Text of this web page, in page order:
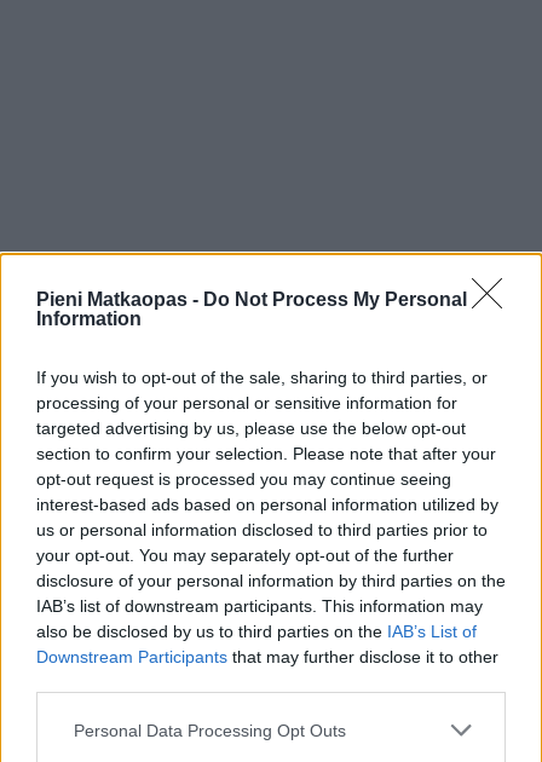
Pieni Matkaopas - Do Not Process My Personal
Information
If you wish to opt-out of the sale, sharing to third parties, or
processing of your personal or sensitive information for
targeted advertising by us, please use the below opt-out
section to confirm your selection. Please note that after your
opt-out request is processed you may continue seeing
interest-based ads based on personal information utilized by
us or personal information disclosed to third parties prior to
your opt-out. You may separately opt-out of the further
disclosure of your personal information by third parties on the
IAB’s list of downstream participants. This information may
also be disclosed by us to third parties on the IAB’s List of
Downstream Participants that may further disclose it to other
Personal Data Processing Opt Outs
Talviajan ulkopuolella tänne tullaan ajelemaan
maastopyörällä, golfaamaan Euroopan korkeimmalla
tai vain hiljakseen kuljeskellen nauttimaan näkymistä.
Hiihtämään mielivien on hyvä suunnata Bardonecchiaan,
joka sijaitsee 1 300 metrin korkeudessa ja jossa on lunta ja
hyvin hoidettuja latuja koko talven ajan.
Linnunradalla voi myös viettää aikaaParco Naturale dei
Laghi di Avigliana -luonnonpuistossa , joka on hyvä
pyöräily-, kiipeily- ja patikointipaikka. Alueella on myös
majapaikkoja niille, jotka haluavat yöpyä, ja vaikka monet
majapaikat ovat kalliita etenkin sesonki- ja loma-aikoina,
on esimerkiksi Cesanassa edullisia vaihtoehtoja aivan
hiihtohissin vierestä. Hotelleja on hyvä katsella
Booking.comista.
Linnunradalle on hivenen vaikea matkustaa. Parhaiten